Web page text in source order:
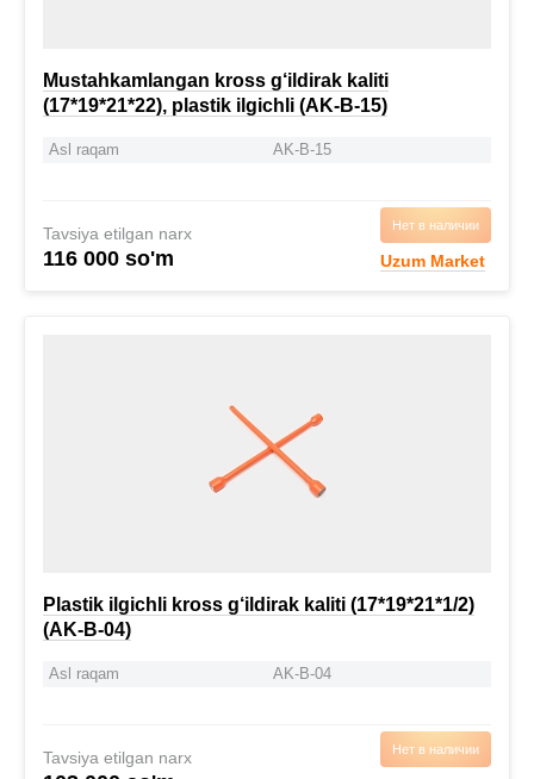
Mustahkamlangan kross g‘ildirak kaliti
(17*19*21*22), plastik ilgichli (AK-B-15)
Asl raqam AK-B-15
Tavsiya etilgan narx
116 000 so'm
Нет в наличии
Uzum Market
Plastik ilgichli kross g‘ildirak kaliti (17*19*21*1/2)
(AK-B-04)
Asl raqam AK-B-04
Tavsiya etilgan narx Нет в наличии